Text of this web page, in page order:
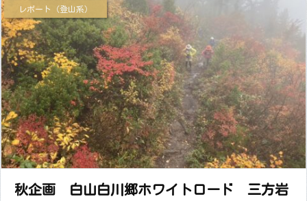
秋企画 白山白川郷ホワイトロード 三方岩
レポート（登山系）